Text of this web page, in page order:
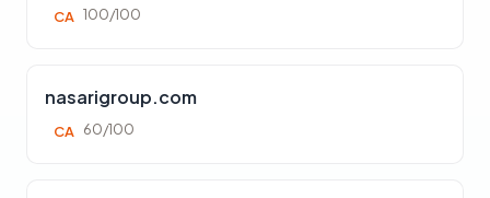
CA 100/100
nasarigroup.com
CA 60/100